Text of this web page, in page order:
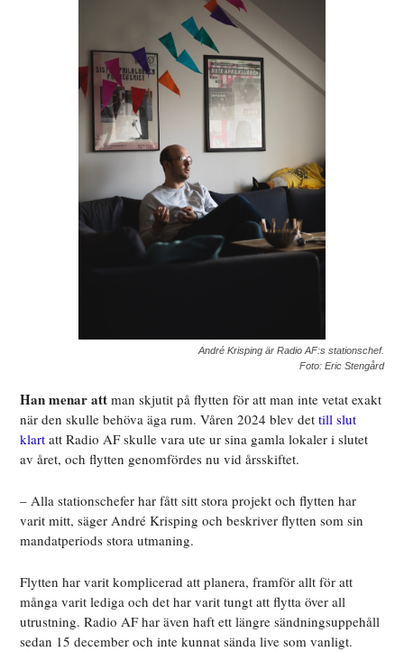
André Krisping är Radio AF:s stationschef.
Foto: Eric Stengård
Han menar att man skjutit på flytten för att man inte vetat exakt
när den skulle behöva äga rum. Våren 2024 blev dettill slut
klart att Radio AF skulle vara ute ur sina gamla lokaler i slutet
av året, och flytten genomfördes nu vid årsskiftet.
– Alla stationschefer har fått sitt stora projekt och flytten har
varit mitt, säger André Krisping och beskriver flytten som sin
mandatperiods stora utmaning.
Flytten har varit komplicerad att planera, framför allt för att
många varit lediga och det har varit tungt att flytta över all
utrustning. Radio AF har även haft ett längre sändningsuppehåll
sedan 15 december och inte kunnat sända live som vanligt.